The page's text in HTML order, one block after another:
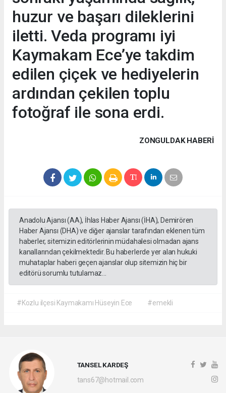
huzur ve başarı dileklerini
iletti. Veda programı iyi
Kaymakam Ece’ye takdim
edilen çiçek ve hediyelerin
ardından çekilen toplu
fotoğraf ile sona erdi.
ZONGULDAK HABERİ
Anadolu Ajansı (AA), İhlas Haber Ajansı (İHA), Demirören
Haber Ajansı (DHA) ve diğer ajanslar tarafından eklenen tüm
haberler, sitemizin editörlerinin müdahalesi olmadan ajans
kanallarından çekilmektedir. Bu haberlerde yer alan hukuki
muhataplar haberi geçen ajanslar olup sitemizin hiç bir
editörü sorumlu tutulamaz...
#Kozlu ilçesi Kaymakamı Hüseyin Ece #emekli
TANSEL KARDEŞ
tans67@hotmail.com